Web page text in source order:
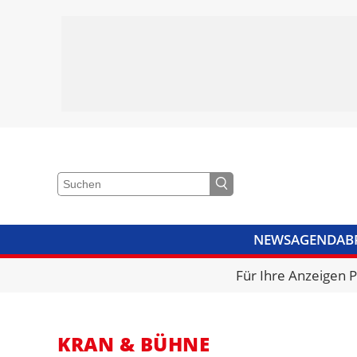
NEWSAGENDA
VIDEOSBIBLIOTHEK
Für Ihre Anzeigen
KRAN & BÜHNE